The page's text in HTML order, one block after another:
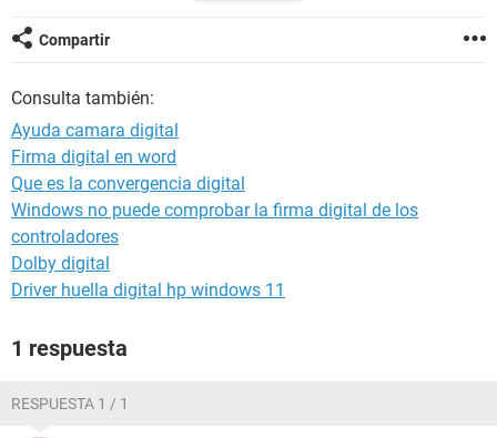
Compartir
Consulta también:
Ayuda camara digital
Firma digital en word
Que es la convergencia digital
Windows no puede comprobar la firma digital de los
controladores
Dolby digital
Driver huella digital hp windows 11
1 respuesta
RESPUESTA 1 / 1